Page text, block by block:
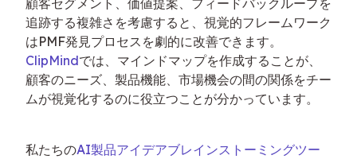
顧客セグメント、価値提案、フィードバックループを
追跡する複雑さを考慮すると、視覚的フレームワーク
はPMF発見プロセスを劇的に改善できます。
ClipMindでは、マインドマップを作成することが、
顧客のニーズ、製品機能、市場機会の間の関係をチー
ムが視覚化するのに役立つことが分かっています。
私たちのAI製品アイデアブレインストーミングツー